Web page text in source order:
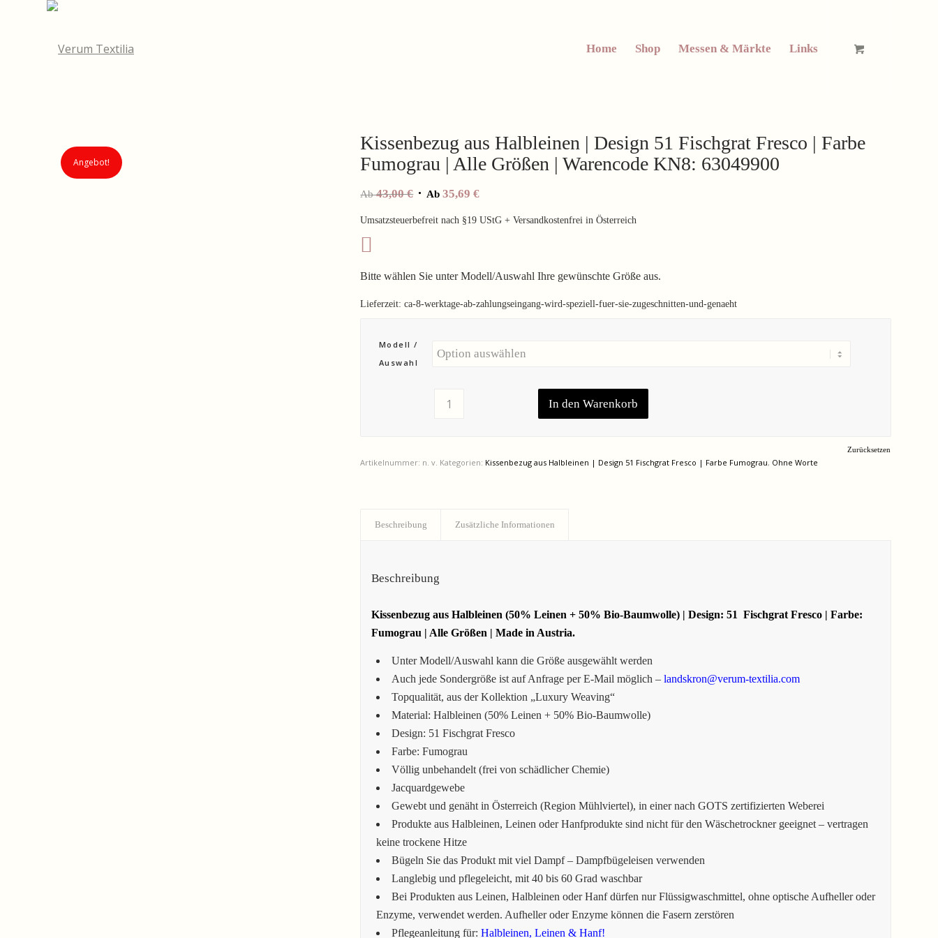
Home Shop Messen & Märkte Links
Angebot!
Kissenbezug aus Halbleinen | Design 51 Fischgrat Fresco | Farbe
Fumograu | Alle Größen | Warencode KN8: 63049900
Ab43,00€ Ab35,69€
Umsatzsteuerbefreit nach §19 UStG + Versandkostenfrei in Österreich
Bitte wählen Sie unter Modell/Auswahl Ihre gewünschte Größe aus.
Lieferzeit:ca-8-werktage-ab-zahlungseingang-wird-speziell-fuer-sie-zugeschnitten-und-genaeht
Modell /
Auswahl
Zurücksetzen
In den Warenkorb
Artikelnummer: n. v. Kategorien: Kissenbezug aus Halbleinen | Design 51 Fischgrat Fresco | Farbe Fumograu, Ohne Worte
Beschreibung Zusätzliche Informationen
Beschreibung
Kissenbezug aus Halbleinen (50% Leinen + 50% Bio-Baumwolle) | Design: 51 Fischgrat Fresco | Farbe:
Fumograu | Alle Größen | Made in Austria.
Unter Modell/Auswahl kann die Größe ausgewählt werden
Auch jede Sondergröße ist auf Anfrage per E-Mail möglich –landskron@verum-textilia.com
Topqualität, aus der Kollektion „Luxury Weaving“
Material: Halbleinen (50% Leinen + 50% Bio-Baumwolle)
Design: 51 Fischgrat Fresco
Farbe: Fumograu
Völlig unbehandelt (frei von schädlicher Chemie)
Jacquardgewebe
Gewebt und genäht in Österreich (Region Mühlviertel), in einer nach GOTS zertifizierten Weberei
Produkte aus Halbleinen, Leinen oder Hanfprodukte sind nicht für den Wäschetrockner geeignet – vertragen
keine trockene Hitze
Bügeln Sie das Produkt mit viel Dampf – Dampfbügeleisen verwenden
Langlebig und pflegeleicht, mit 40 bis 60 Grad waschbar
Bei Produkten aus Leinen, Halbleinen oder Hanf dürfen nur Flüssigwaschmittel, ohne optische Aufheller oder
Enzyme, verwendet werden. Aufheller oder Enzyme können die Fasern zerstören
Pflegeanleitung für:Halbleinen, Leinen & Hanf!